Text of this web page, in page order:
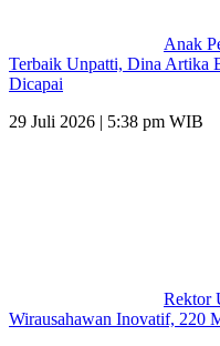
Anak
Terbaik Unpatti, Dina Artika
Dicapai
29 Juli 2026 | 5:38 pm WIB
Rektor
Wirausahawan Inovatif, 220